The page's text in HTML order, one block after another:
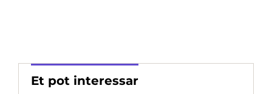
Et pot interessar